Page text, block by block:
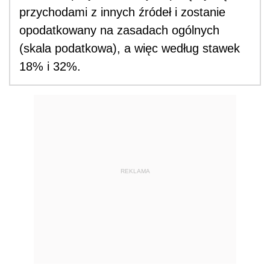
przychodami z innych źródeł i zostanie
opodatkowany na zasadach ogólnych
(skala podatkowa), a więc według stawek
18% i 32%.
REKLAMA